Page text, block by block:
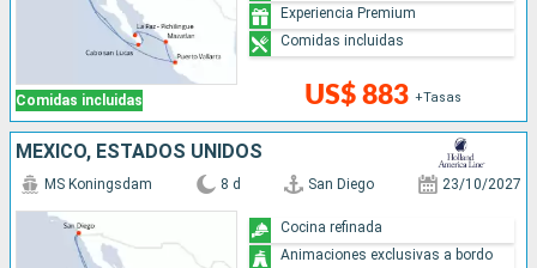
Comidas incluidas US$ 883 +Tasas
Experiencia Premium
Comidas incluidas
MÉXICO, ESTADOS UNIDOS
MS Koningsdam 8 d San Diego 23/10/2027
Cocina refinada
Animaciones exclusivas a bordo